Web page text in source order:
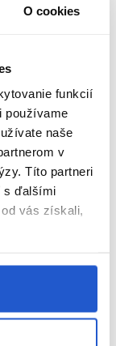
O cookies
funkcií
používame
naše
v
Títo partneri
s ďalšími
vás získali,
- ideálna pre
Color Touch
1 : 1 (1 časť